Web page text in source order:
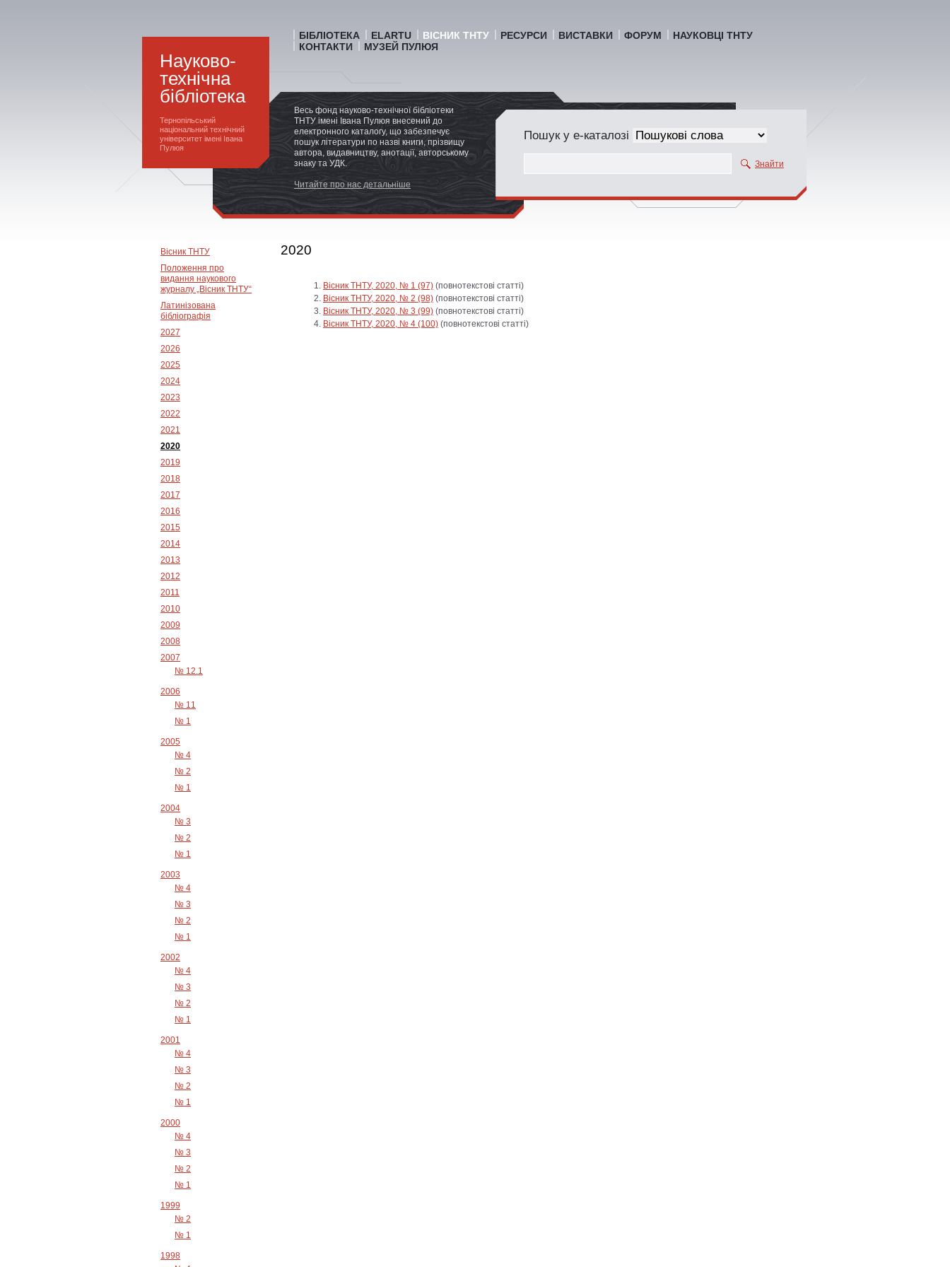
Науково-
технічна
бібліотека
Тернопільський
національний технічний
університет імені Івана
Пулюя
БІБЛІОТЕКА ELARTU ВІСНИК ТНТУ РЕСУРСИ ВИСТАВКИ ФОРУМ
НАУКОВЦІ ТНТУ
КОНТАКТИ
МУЗЕЙ ПУЛЮЯ
Весь фонд науково-технічної бібліотеки
ТНТУ імені Івана Пулюя внесений до
електронного каталогу, що забезпечує
пошук літератури по назві книги, прізвищу
автора, видавництву, анотації, авторському
знаку та УДК.
Читайте про нас детальніше
Пошук у е-каталозі
Знайти
Вісник ТНТУ
Положення про
видання наукового
журналу „Вісник ТНТУ“
Латинізована
бібліографія
2027
2026
2025
2024
2023
2022
2021
2020
2019
2018
2017
2016
2015
2014
2013
2012
2011
2010
2009
2008
2007
№ 12.1
2006
№ 11
№ 1
2005
№ 4
№ 2
№ 1
2004
№ 3
№ 2
№ 1
2003
№ 4
№ 3
№ 2
№ 1
2002
№ 4
№ 3
№ 2
№ 1
2001
№ 4
№ 3
№ 2
№ 1
2000
№ 4
№ 3
№ 2
№ 1
1999
№ 2
№ 1
1998
2020
Вісник ТНТУ, 2020, № 1 (97) (повнотекстові статті)
Вісник ТНТУ, 2020, № 2 (98) (повнотекстові статті)
Вісник ТНТУ, 2020, № 3 (99) (повнотекстові статті)
Вісник ТНТУ, 2020, № 4 (100) (повнотекстові статті)